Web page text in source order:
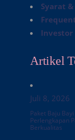
Syarat
Investor
Artikel
Juli 8, 2026
Paket Baju
Perlengkapan
Berkualitas